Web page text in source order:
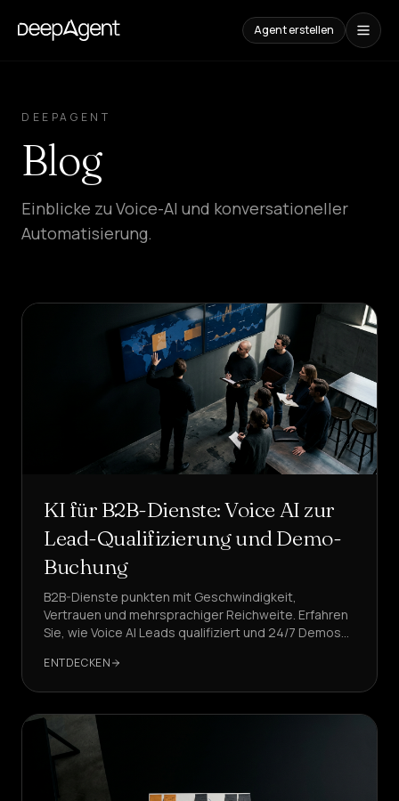
Agent erstellen
INHALTE
Vergleiche
AI-
vergleichen
Blog
Plattform
Enterprise-
Lösung
BRANCHEN
Gesundheit &
WELLNESS
Vertrieb
&
DEEPAGENT
Blog
Einblicke zu Voice-AI und konversationeller
Automatisierung.
KI für B2B-Dienste: Voice AI zur
Lead-Qualifizierung und Demo-
Buchung
B2B-Dienste punkten mit Geschwindigkeit,
Vertrauen und mehrsprachiger Reichweite. Erfahren
Sie, wie Voice AI Leads qualifiziert und 24/7 Demos
CRM-Automatisierung, die Ihre RevOps-Abteilung
ENTDECKEN